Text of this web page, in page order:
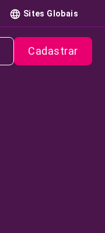
Sites Globais
Cadastrar